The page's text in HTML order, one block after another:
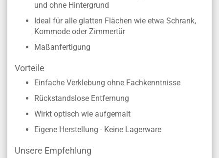
und ohne Hintergrund
Ideal für alle glatten Flächen wie etwa Schrank,
Kommode oder Zimmertür
Maßanfertigung
Vorteile
Einfache Verklebung ohne Fachkenntnisse
Rückstandslose Entfernung
Wirkt optisch wie aufgemalt
Eigene Herstellung - Keine Lagerware
Unsere Empfehlung